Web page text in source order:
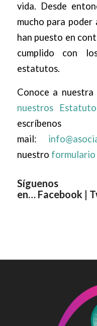
vida. Desde
mucho para
han puesto en
cumplido con
estatutos.
Conoce a nuestra
nuestros
mail:
nuestro
Síguenos
en… Facebook |